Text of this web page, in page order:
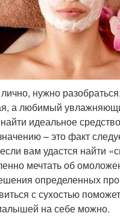
нужно
а любимый
идеальное
– это факт
вам удастся найти
мечтать об
определенных
с сухостью
на себе можно.